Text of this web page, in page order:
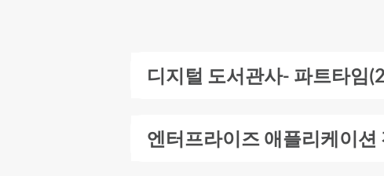
디지털 도서관사- 파트타임
엔터프라이즈 애플리케이션